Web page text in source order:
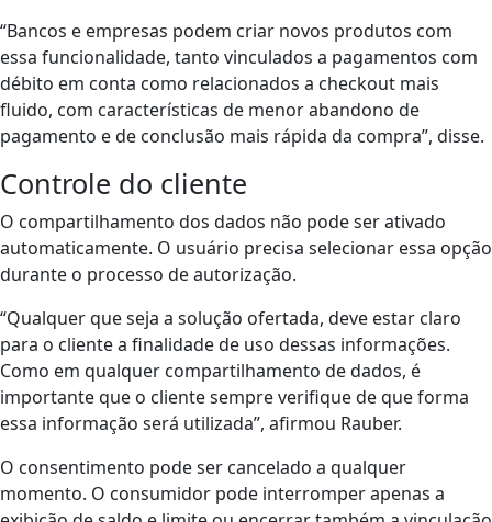
“Bancos e empresas podem criar novos produtos com
essa funcionalidade, tanto vinculados a pagamentos com
débito em conta como relacionados a checkout mais
fluido, com características de menor abandono de
pagamento e de conclusão mais rápida da compra”, disse.
Controle do cliente
O compartilhamento dos dados não pode ser ativado
automaticamente. O usuário precisa selecionar essa opção
durante o processo de autorização.
“Qualquer que seja a solução ofertada, deve estar claro
para o cliente a finalidade de uso dessas informações.
Como em qualquer compartilhamento de dados, é
importante que o cliente sempre verifique de que forma
essa informação será utilizada”, afirmou Rauber.
O consentimento pode ser cancelado a qualquer
momento. O consumidor pode interromper apenas a